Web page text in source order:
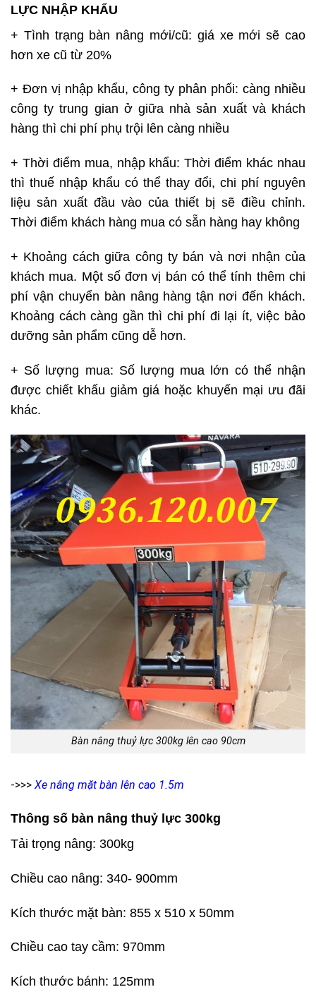
LỰC NHẬP KHẨU
+ Tình trạng bàn nâng mới/cũ: giá xe mới sẽ cao
hơn xe cũ từ 20%
+ Đơn vị nhập khẩu, công ty phân phối: càng nhiều
công ty trung gian ở giữa nhà sản xuất và khách
hàng thì chi phí phụ trội lên càng nhiều
+ Thời điểm mua, nhập khẩu: Thời điểm khác nhau
thì thuế nhập khẩu có thể thay đổi, chi phí nguyên
liệu sản xuất đầu vào của thiết bị sẽ điều chỉnh.
Thời điểm khách hàng mua có sẵn hàng hay không
+ Khoảng cách giữa công ty bán và nơi nhận của
khách mua. Một số đơn vị bán có thể tính thêm chi
phí vận chuyển bàn nâng hàng tận nơi đến khách.
Khoảng cách càng gần thì chi phí đi lại ít, việc bảo
dưỡng sản phẩm cũng dễ hơn.
+ Số lượng mua: Số lượng mua lớn có thể nhận
được chiết khấu giảm giá hoặc khuyến mại ưu đãi
khác.
Bàn nâng thuỷ lực 300kg lên cao 90cm
->>> Xe nâng mặt bàn lên cao 1.5m
Thông số bàn nâng thuỷ lực 300kg
Tải trọng nâng: 300kg
Chiều cao nâng: 340- 900mm
Kích thước mặt bàn: 855 x 510 x 50mm
Chiều cao tay cầm: 970mm
Kích thước bánh: 125mm